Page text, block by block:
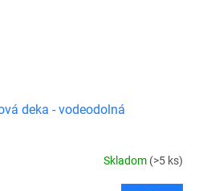
deka - vodeodolná
Skladom (>5 ks)